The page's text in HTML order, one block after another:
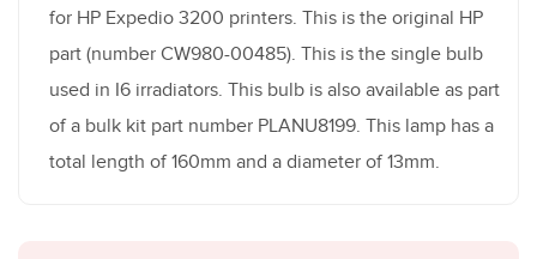
for HP Expedio 3200 printers. This is the original HP
part (number CW980-00485). This is the single bulb
used in I6 irradiators. This bulb is also available as part
of a bulk kit part number PLANU8199. This lamp has a
total length of 160mm and a diameter of 13mm.